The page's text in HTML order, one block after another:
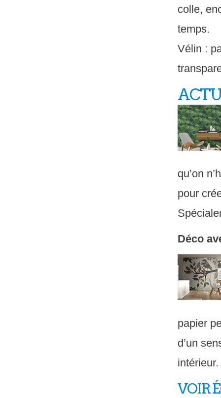
colle,
temps.
Vélin :
qu’on
pour
Déco
papier
d’un
intérieur.
VOIR